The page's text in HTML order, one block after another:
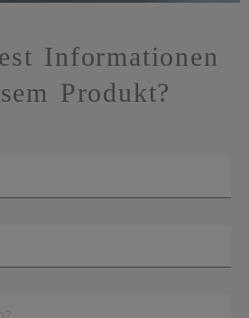
Informationen
Produkt?